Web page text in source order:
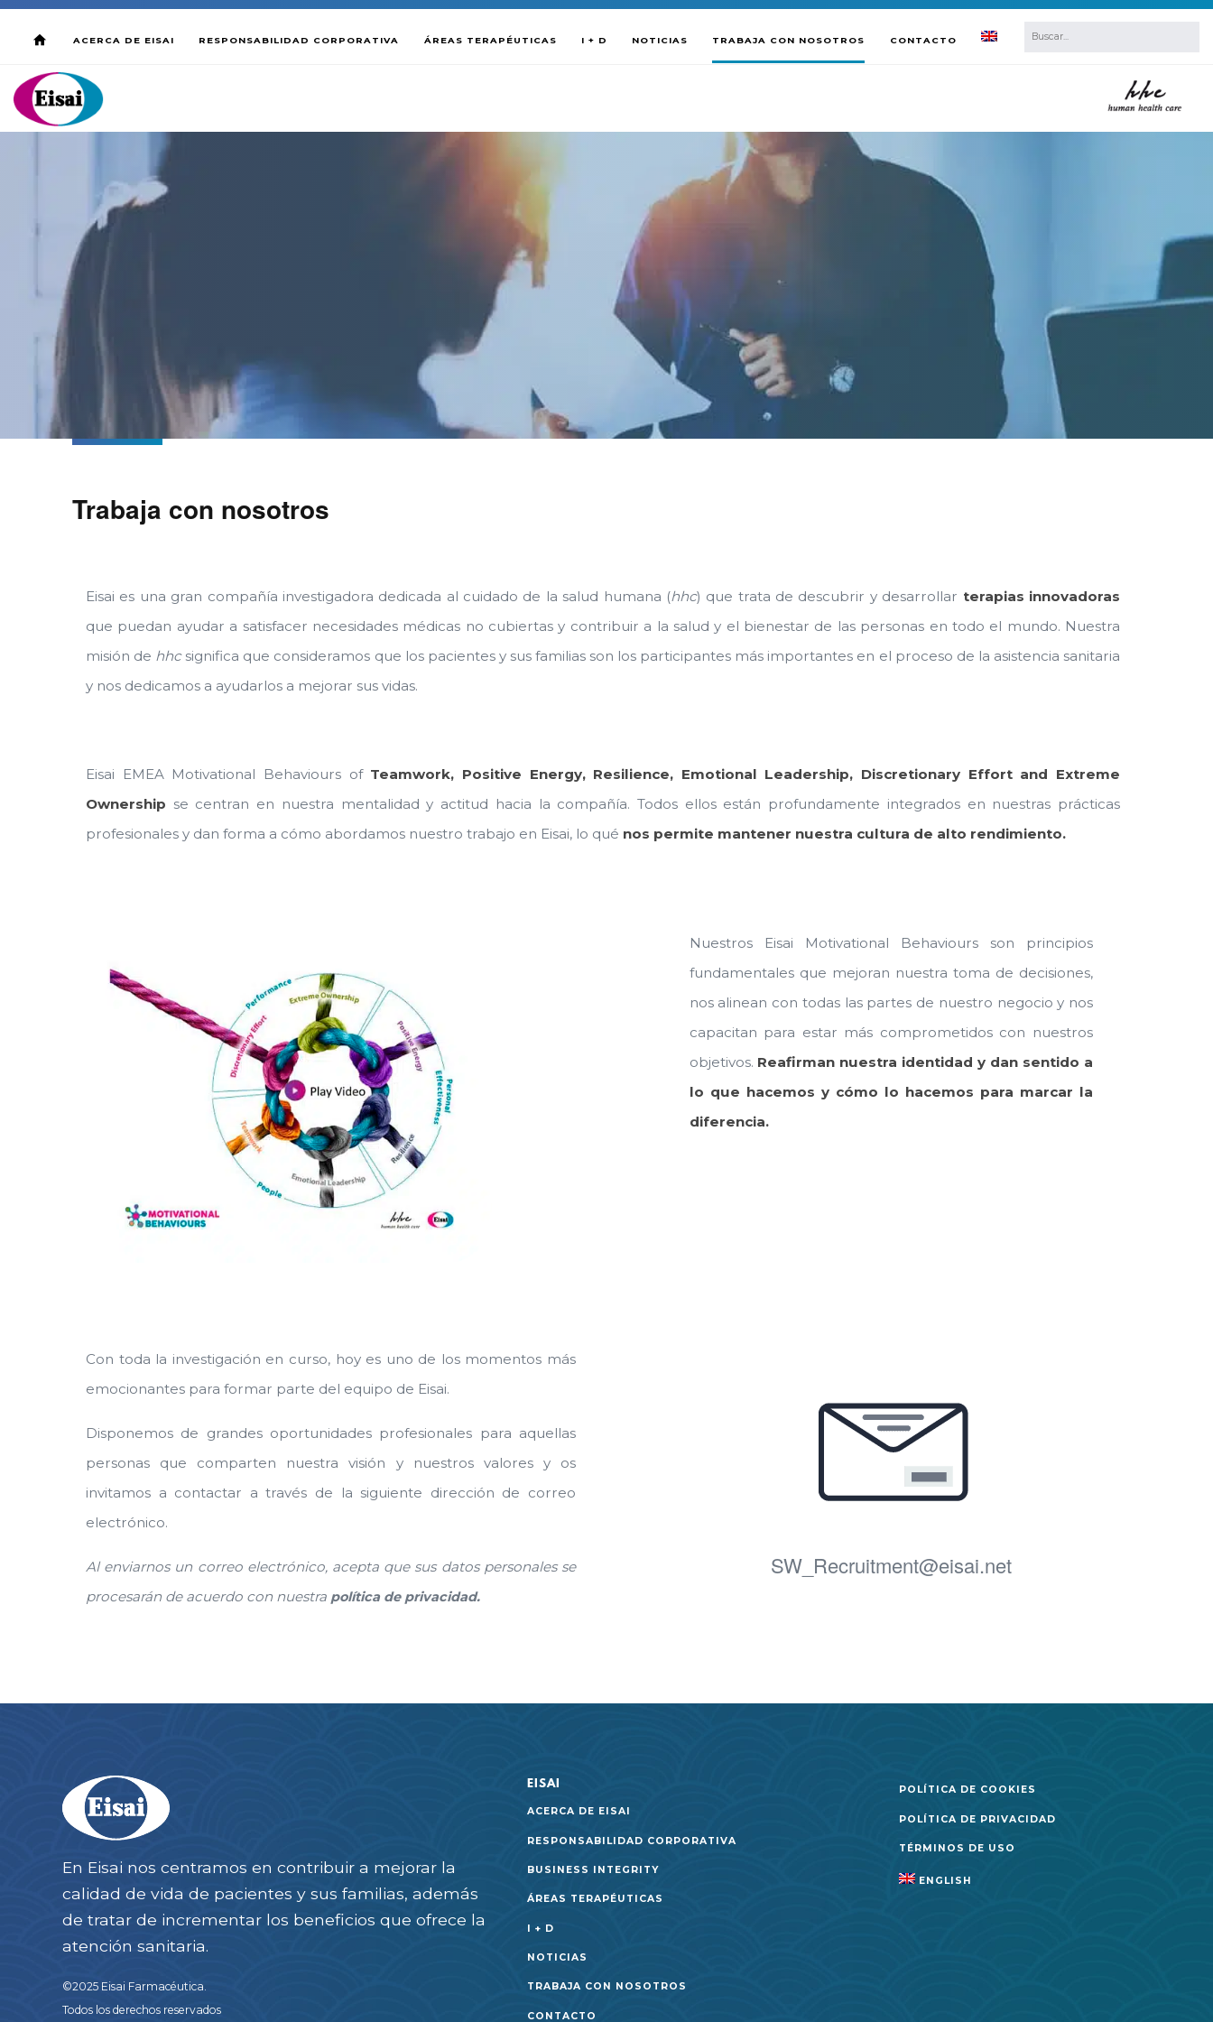
ACERCA DE EISAI RESPONSABILIDAD CORPORATIVA ÁREAS TERAPÉUTICAS I + D NOTICIAS TRABAJA CON NOSOTROS CONTACTO
Trabaja con nosotros
Eisai es una gran compañía investigadora dedicada al cuidado de la salud humana (hhc) que trata de descubrir y desarrollar terapias innovadoras
que puedan ayudar a satisfacer necesidades médicas no cubiertas y contribuir a la salud y el bienestar de las personas en todo el mundo. Nuestra
misión de hhcsignifica que consideramos que los pacientes y sus familias son los participantes más importantes en el proceso de la asistencia sanitaria
y nos dedicamos a ayudarlos a mejorar sus vidas.
Eisai EMEA Motivational Behaviours of Teamwork, Positive Energy, Resilience, Emotional Leadership, Discretionary Effort and Extreme
Ownership se centran en nuestra mentalidad y actitud hacia la compañía. Todos ellos están profundamente integrados en nuestras prácticas
profesionales y dan forma a cómo abordamos nuestro trabajo en Eisai, lo qué nos permite mantener nuestra cultura de alto rendimiento.
Nuestros Eisai Motivational Behaviours son principios
fundamentales que mejoran nuestra toma de decisiones,
nos alinean con todas las partes de nuestro negocio y nos
capacitan para estar más comprometidos con nuestros
objetivos. Reafirman nuestra identidad y dan sentido a
lo que hacemos y cómo lo hacemos para marcar la
diferencia.
Con toda la investigación en curso, hoy es uno de los momentos más
emocionantes para formar parte del equipo de Eisai.
Disponemos de grandes oportunidades profesionales para aquellas
personas que comparten nuestra visión y nuestros valores y os
invitamos a contactar a través de la siguiente dirección de correo
electrónico.
Al enviarnos un correo electrónico, acepta que sus datos personales se
procesarán de acuerdo con nuestra política de privacidad.
SW_Recruitment@eisai.net
En Eisai nos centramos en contribuir a mejorar la
calidad de vida de pacientes y sus familias, además
de tratar de incrementar los beneficios que ofrece la
atención sanitaria.
©2025 Eisai Farmacéutica.
Todos los derechos reservados
EISAI
ACERCA DE EISAI
RESPONSABILIDAD CORPORATIVA
BUSINESS INTEGRITY
ÁREAS TERAPÉUTICAS
I + D
NOTICIAS
TRABAJA CON NOSOTROS
CONTACTO
POLÍTICA DE COOKIES
POLÍTICA DE PRIVACIDAD
TÉRMINOS DE USO
ENGLISH